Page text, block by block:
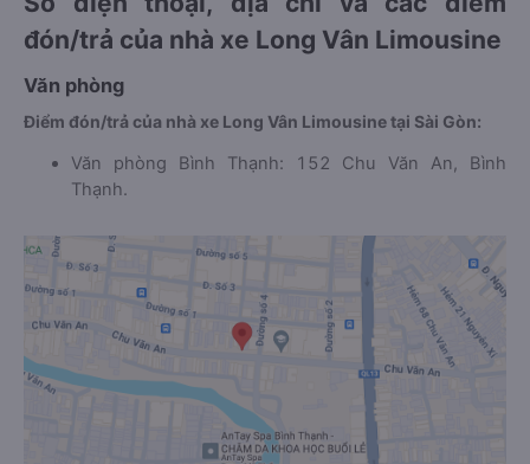
đón/trả của nhà xe Long Vân Limousine
Văn phòng
Điểm đón/trả của nhà xe Long Vân Limousine tại Sài Gòn:
Văn phòng Bình Thạnh: 152 Chu Văn An, Bình
Thạnh.